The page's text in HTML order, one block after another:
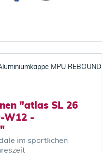
MPU REBOUND
"atlas SL 26
W12 -
im sportlichen